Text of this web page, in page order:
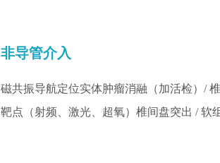
非导管介入
磁共振导航定位实体肿瘤消融（加活检）/
靶点（射频、激光、超氧）椎间盘突出 / 软